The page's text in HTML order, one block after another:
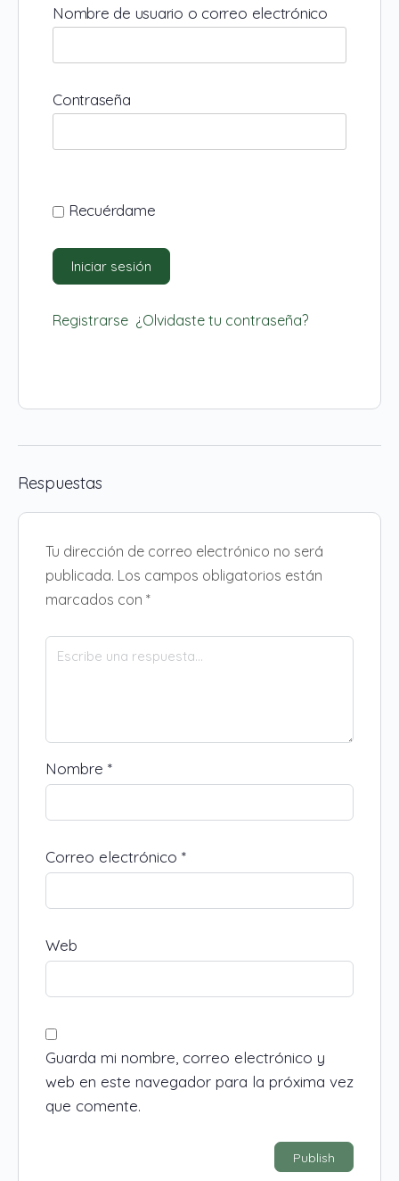
Nombre de usuario o correo electrónico
Contraseña
Recuérdame
Registrarse ¿Olvidaste tu contraseña?
Respuestas
Tu dirección de correo electrónico no será
publicada. Los campos obligatorios están
marcados con *
Nombre *
Correo electrónico *
Web
Guarda mi nombre, correo electrónico y
web en este navegador para la próxima vez
que comente.